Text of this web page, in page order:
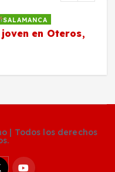
SALAMANCA
en Oteros,
| Todos los derechos